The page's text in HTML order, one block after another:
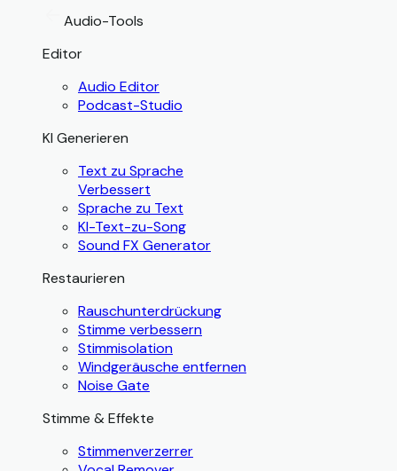
Audio-Tools
Editor
Audio Editor
Podcast-Studio
KI Generieren
Text zu Sprache
Verbessert
Sprache zu Text
KI-Text-zu-Song
Sound FX Generator
Restaurieren
Rauschunterdrückung
Stimme verbessern
Stimmisolation
Windgeräusche entfernen
Noise Gate
Stimme & Effekte
Stimmenverzerrer